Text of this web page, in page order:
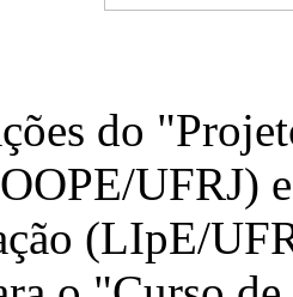
do
UFRJ)
(LIpE/